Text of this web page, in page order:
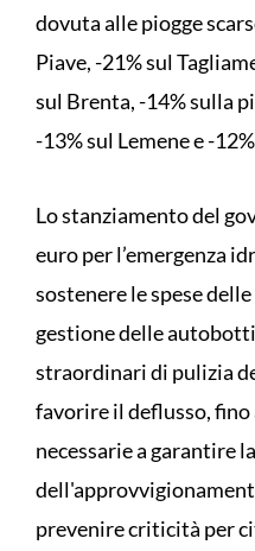
dovuta alle piogge
Piave, -21% sul
sul Brenta, -14% sulla
-13% sul Lemene e -
Lo stanziamento del
euro per l’emergenza
sostenere le spese
gestione delle
straordinari di pulizia
favorire il deflusso,
necessarie a garantire
prevenire criticità per